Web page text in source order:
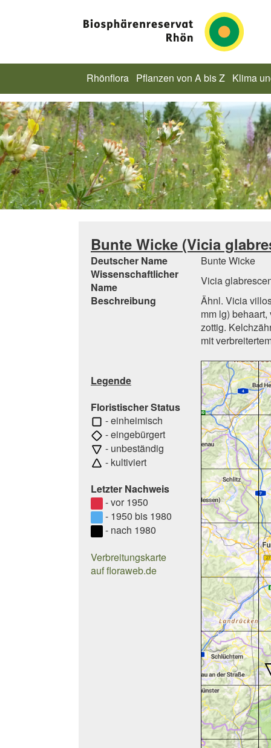
Rhönflora Pflanzen von A bis Z Klima
Bunte Wicke (Vicia
Deutscher Name
Bunte Wicke
Wissenschaftlicher
Name
Vicia
Beschreibung
Ähnl. Vicia
mm lg)
zottig.
mit
Legende
Floristischer Status
- einheimisch
- eingebürgert
- unbeständig
- kultiviert
Letzter Nachweis
- vor 1950
- 1950 bis 1980
- nach 1980
Verbreitungskarte
auf floraweb.de